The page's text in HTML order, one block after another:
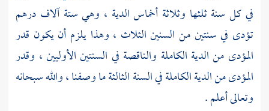
في كل سنة ثلثها وثلاثة أخماس الدية ، وهي ستة آلاف درهم
تؤدى في سنتين من السنين الثلاث ، وهذا يلزم أن يكون قدر
المؤدى من الدية الكاملة والناقصة في السنتين الأوليين ، وقدر
المؤدى من الدية الكاملة في السنة الثالثة ما وصفنا ، والله سبحانه
وتعالى أعلم .